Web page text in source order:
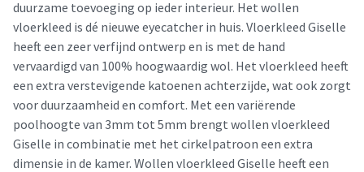
duurzame toevoeging op ieder interieur. Het wollen
vloerkleed is dé nieuwe eyecatcher in huis. Vloerkleed Giselle
heeft een zeer verfijnd ontwerp en is met de hand
vervaardigd van 100% hoogwaardig wol. Het vloerkleed heeft
een extra verstevigende katoenen achterzijde, wat ook zorgt
voor duurzaamheid en comfort. Met een variërende
poolhoogte van 3mm tot 5mm brengt wollen vloerkleed
Giselle in combinatie met het cirkelpatroon een extra
dimensie in de kamer. Wollen vloerkleed Giselle heeft een